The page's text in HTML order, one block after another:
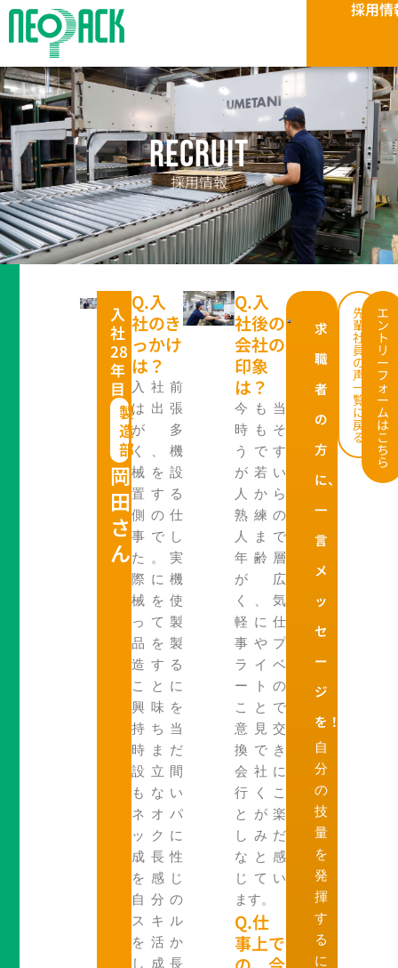
内
ス
キ
ッ
プ
採用情
RECRUIT
採用情報
入
社
28
年
目
製
造
部
岡
田
さ
ん
Q.入
社のき
っかけ
は？
入社前
は出張
が多
く、機
械を設
置する
側の仕
事でし
た。実
際に機
械を使
って製
品を製
造する
ことに
興味を
持ち当
時まだ
設立間
もない
ネオパ
ックに
成長性
を感じ
自分の
スキル
を活か
し成長
Q.入
社後の
会社の
印象
は？
今も当
時もそ
うです
が若い
人から
熟練の
人まで
年齢層
が広
く、気
軽に仕
事やプ
ライベ
ートの
ことで
意見交
換でき
会社に
行くこ
とが楽
しみだ
なと感
じてい
ます。
Q.仕
事上で
求
職
者
の
方
に、
一
言
メ
ッ
セ
ー
ジ
を！
自
分
の
技
量
を
発
揮
す
る
に
先
輩
社
員
の
声
一
覧
に
戻
る
エ
ン
ト
リ
ー
フ
ォ
ー
ム
は
こ
ち
ら